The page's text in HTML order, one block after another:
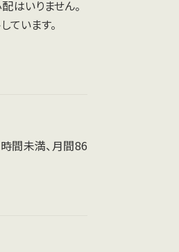
はいりません。
ています。
間未満、月間86